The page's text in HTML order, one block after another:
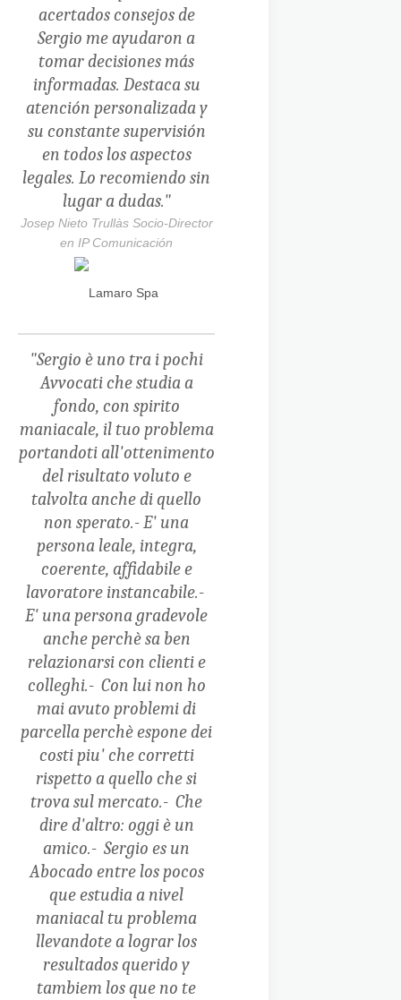
acertados consejos de
Sergio me ayudaron a
tomar decisiones más
informadas. Destaca su
atención personalizada y
su constante supervisión
en todos los aspectos
legales. Lo recomiendo sin
lugar a dudas."
Josep Nieto Trullàs Socio-Director
en IP Comunicación
"Sergio è uno tra i pochi
Avvocati che studia a
fondo, con spirito
maniacale, il tuo problema
portandoti all'ottenimento
del risultato voluto e
talvolta anche di quello
non sperato.-E' una
persona leale, integra,
coerente, affidabile e
lavoratore instancabile.-
E' una persona gradevole
anche perchè sa ben
relazionarsi con clienti e
colleghi.- Con lui non ho
mai avuto problemi di
parcella perchè espone dei
costi piu' che corretti
rispetto a quello che si
trova sul mercato.- Che
dire d'altro: oggi è un
amico.- Sergio es un
Abocado entre los pocos
que estudia a nivel
maniacal tu problema
llevandote a lograr los
resultados querido y
tambiem los que no te